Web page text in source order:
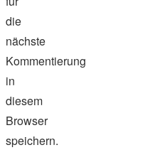
die
nächste
Kommentierung
in
diesem
Browser
speichern.